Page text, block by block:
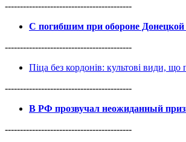
------------------------------------------
С погибшим при обороне
------------------------------------------
Піца без кордонів: культові види, що
------------------------------------------
В РФ прозвучал неожиданный
------------------------------------------